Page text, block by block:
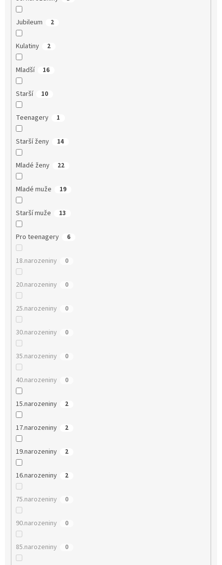
Jubileum 2
Kulatiny 2
Mladší 16
Starší 10
Teenagery 1
Starší ženy 14
Mladé ženy 22
Mladé muže 19
Starší muže 13
Pro teenagery 6
18.narozeniny 0
20.narozeniny 0
25.narozeniny 0
30.narozeniny 0
35.narozeniny 0
40.narozeniny 0
15.narozeniny 2
17.narozeniny 2
19.narozeniny 2
16.narozeniny 2
75.narozeniny 0
90.narozeniny 0
85.narozeniny 0